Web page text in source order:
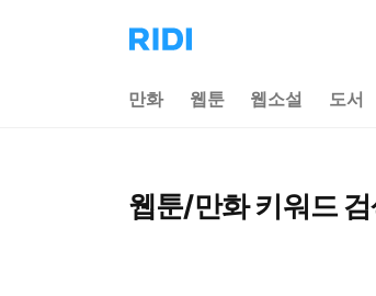
리
디
으
만화 웹툰 웹소설 도서
웹툰/만화 키워드